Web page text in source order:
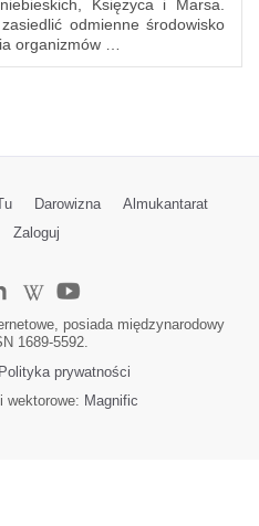
Księżyca i Marsa.
odmienne środowisko
organizmów …
Darowizna
Almukantarat
Zaloguj
posiada międzynarodowy
1689-5592.
Polityka prywatności
Magnific